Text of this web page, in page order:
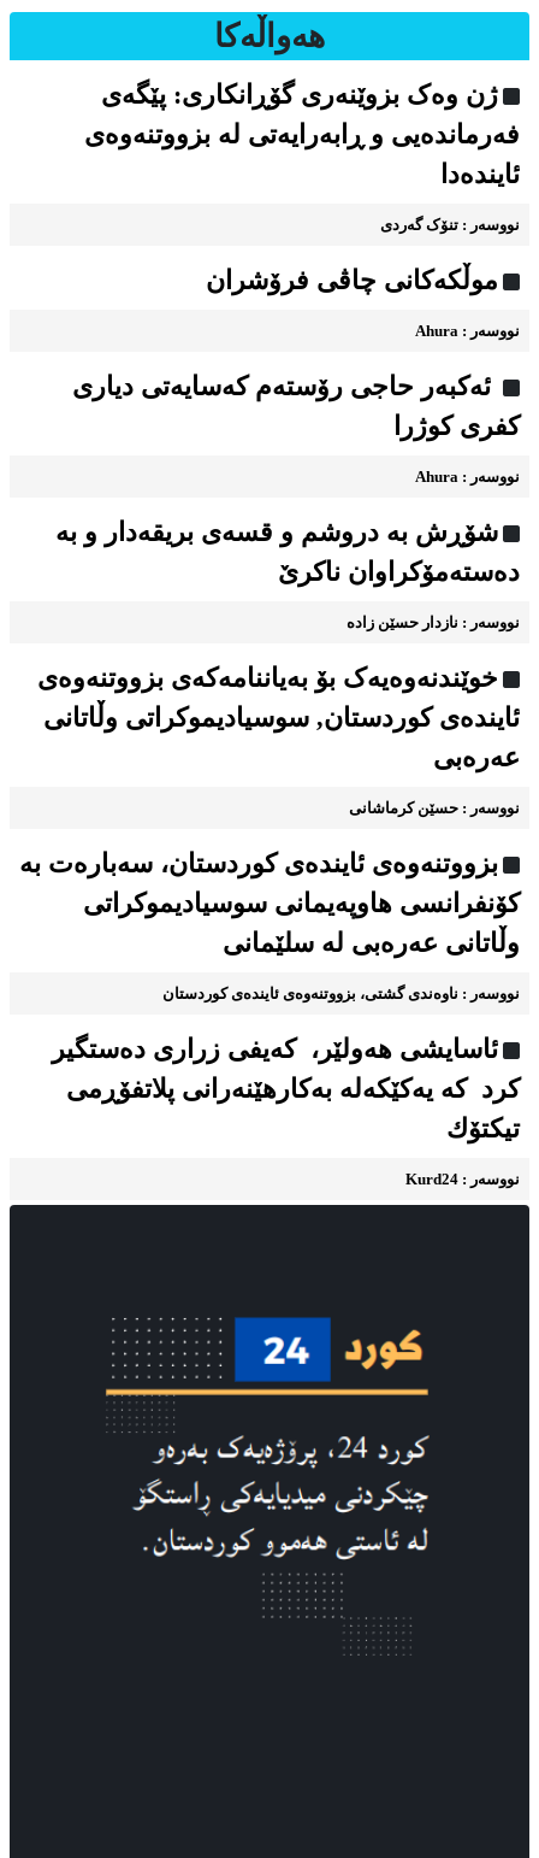
هه‌واڵه‌کا
ژن وەک بزوێنەری گۆڕانکاری: پێگەی
فەرماندەیی و ڕابەرایەتی لە بزووتنەوەی
ئایندەدا
نووسه‌ر : تنۆک گەردی
موڵکەکانی چاڤی فرۆشران
نووسه‌ر : Ahura
ئەکبەر حاجی رۆستەم کەسایەتی دیاری
کفری کوژرا
نووسه‌ر : Ahura
شۆڕش به دروشم و قسه‌ی بریقه‌دار و به
ده‌سته‌مۆکراوان ناکرێ
نووسه‌ر : نازدار حسێن زاده
خوێندنه‌وه‌یه‌ک بۆ به‌یاننامه‌که‌ی بزووتنه‌وه‌ی
ئاینده‌ی کوردستان, سوسیادیموكراتی وڵاتانی
عەرەبی
نووسه‌ر : حسێن کرماشانی
بزووتنه‌وه‌ی ئاینده‌ی کوردستان، سه‌باره‌ت به
كۆنفرانسی هاوپەیمانی سوسیادیموكراتی
وڵاتانی عەرەبی له سلێمانی
نووسه‌ر : ناوه‌ندی گشتی، بزووتنه‌وه‌ی ئاینده‌ی کوردستان
ئاسایشی هه‌ولێر، كه‌یفی زراری دەستگیر
کرد کە یه‌كێكەله‌ به‌كارهێنه‌رانی پلاتفۆڕمی
تیكتۆك
نووسه‌ر : Kurd24